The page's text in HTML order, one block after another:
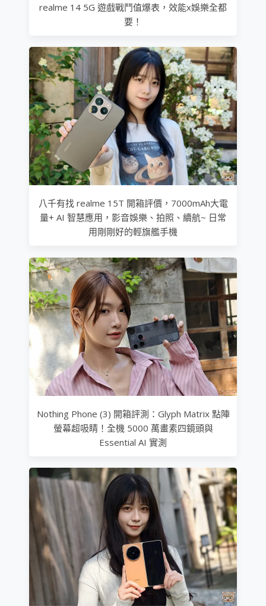
realme 14 5G 遊戲戰鬥值爆表，效能x娛樂全都
要！
八千有找 realme 15T 開箱評價，7000mAh大電
量+ AI 智慧應用，影音娛樂、拍照、續航~ 日常
用剛剛好的輕旗艦手機
Nothing Phone (3) 開箱評測：Glyph Matrix 點陣
螢幕超吸睛！全機 5000 萬畫素四鏡頭與
Essential AI 實測